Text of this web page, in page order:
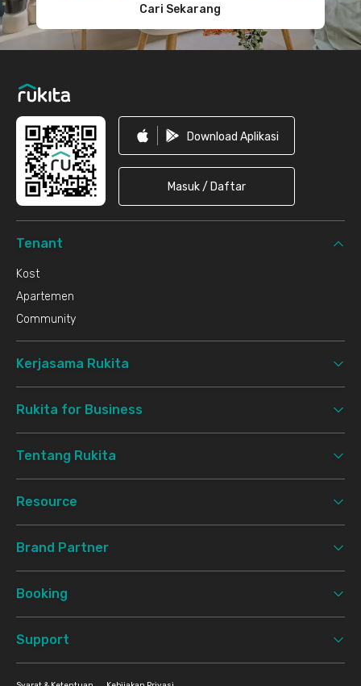
Cari Sekarang
Download Aplikasi
Masuk / Daftar
Tenant
Kost
Apartemen
Community
Kerjasama Rukita
Rukita for Business
Tentang Rukita
Resource
Brand Partner
Booking
Support